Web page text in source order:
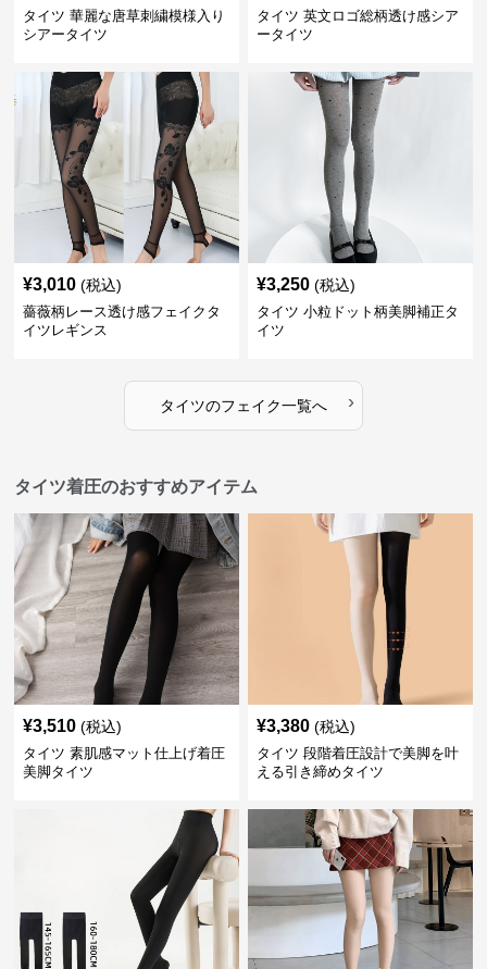
タイツ 華麗な唐草刺繍模様入り
シアータイツ
タイツ 英文ロゴ総柄透け感シア
ータイツ
¥3,010 (税込)
薔薇柄レース透け感フェイクタ
イツレギンス
¥3,250 (税込)
タイツ 小粒ドット柄美脚補正タ
イツ
タイツのフェイク一覧へ ›
タイツ着圧のおすすめアイテム
¥3,510 (税込)
タイツ 素肌感マット仕上げ着圧
美脚タイツ
¥3,380 (税込)
タイツ 段階着圧設計で美脚を叶
える引き締めタイツ